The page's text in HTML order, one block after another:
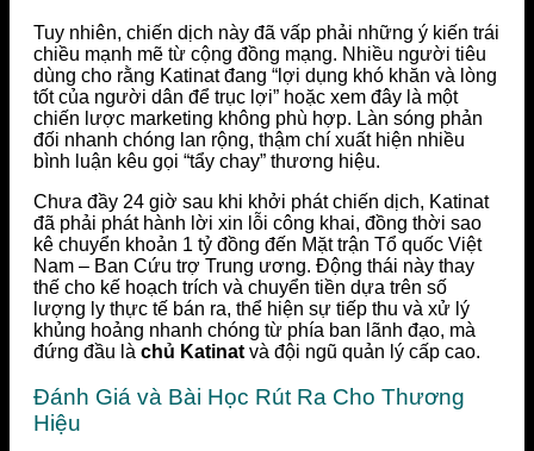
Tuy nhiên, chiến dịch này đã vấp phải những ý kiến trái
chiều mạnh mẽ từ cộng đồng mạng. Nhiều người tiêu
dùng cho rằng Katinat đang “lợi dụng khó khăn và lòng
tốt của người dân để trục lợi” hoặc xem đây là một
chiến lược marketing không phù hợp. Làn sóng phản
đối nhanh chóng lan rộng, thậm chí xuất hiện nhiều
bình luận kêu gọi “tẩy chay” thương hiệu.
Chưa đầy 24 giờ sau khi khởi phát chiến dịch, Katinat
đã phải phát hành lời xin lỗi công khai, đồng thời sao
kê chuyển khoản 1 tỷ đồng đến Mặt trận Tổ quốc Việt
Nam – Ban Cứu trợ Trung ương. Động thái này thay
thế cho kế hoạch trích và chuyển tiền dựa trên số
lượng ly thực tế bán ra, thể hiện sự tiếp thu và xử lý
khủng hoảng nhanh chóng từ phía ban lãnh đạo, mà
đứng đầu là chủ Katinat và đội ngũ quản lý cấp cao.
Đánh Giá và Bài Học Rút Ra Cho Thương
Hiệu